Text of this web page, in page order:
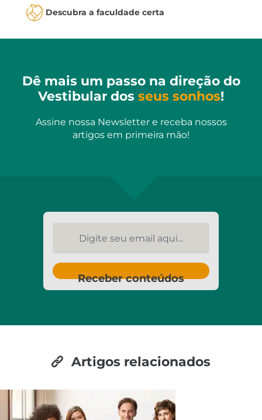
Descubra a faculdade certa
Dê mais um passo na direção do
Vestibular dos seus sonhos!
Assine nossa Newsletter e receba nossos
artigos em primeira mão!
Receber conteúdos
Artigos relacionados